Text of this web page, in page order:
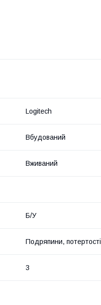
Logitech
Вбудований
Вживаний
Б/У
Подряпини, потертості
3